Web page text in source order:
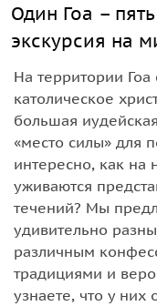
Один Гоа –
экскурсия на
На территории
католическое
большая
«место силы» для
интересно, как на
уживаются
течений? Мы
удивительно
различным
традициями и
узнаете, что у них